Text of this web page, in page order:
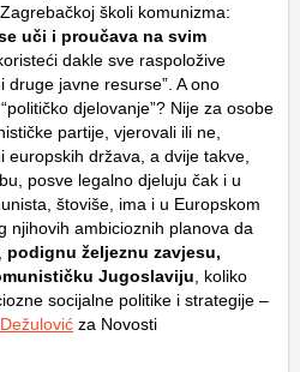
školi komunizma:
uči i proučava na svim
koristeći dakle sve raspoložive
druge javne resurse”. A ono
djelovanje”? Nije za osobe
partije, vjerovali ili ne,
europskih država, a dvije takve,
posve legalno djeluju čak i u
štoviše, ima i u Europskom
ambicioznih planova da
podignu željeznu zavjesu,
Jugoslaviju , koliko
socijalne politike i strategije –
za Novosti